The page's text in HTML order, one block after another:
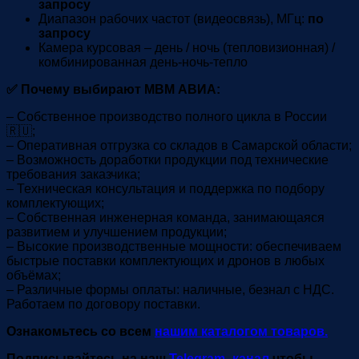
запросу
Диапазон рабочих частот (видеосвязь), МГц: по
запросу
Камера курсовая – день / ночь (тепловизионная) /
комбинированная день-ночь-тепло
✅ Почему выбирают МВМ АВИА:
– Собственное производство полного цикла в России
🇷🇺;
– Оперативная отгрузка со складов в Самарской области;
– Возможность доработки продукции под технические
требования заказчика;
– Техническая консультация и поддержка по подбору
комплектующих;
– Собственная инженерная команда, занимающаяся
развитием и улучшением продукции;
– Высокие производственные мощности: обеспечиваем
быстрые поставки комплектующих и дронов в любых
объёмах;
– Различные формы оплаты: наличные, безнал с НДС.
Работаем по договору поставки.
Ознакомьтесь со всем нашим каталогом товаров.